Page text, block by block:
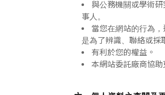
與公務機關或學術
事人。
當您在網站的行為
是為了辨識、聯絡或採
有利於您的權益。
本網站委託廠商協